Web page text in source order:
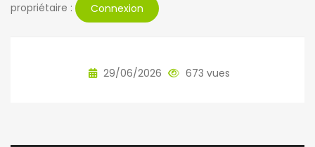
propriétaire :
Connexion
29/06/2026 673 vues